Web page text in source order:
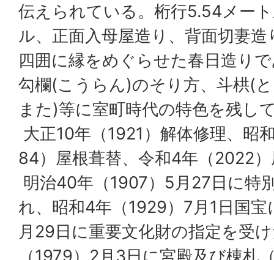
伝えられている。桁行5.54メー
ル、正面入母屋造り、背面切妻
四囲に縁をめぐらせた春日造り
勾欄(こうらん)のそり方、斗栱(
また)等に室町時代の特色を残し
大正10年（1921）解体修理、昭
84）屋根葺替、令和4年（2022
明治40年（1907）5月27日に特
れ、昭和4年（1929）7月1日国
月29日に重要文化財の指定を受
（1979）2月3日に宮殿及び棟札